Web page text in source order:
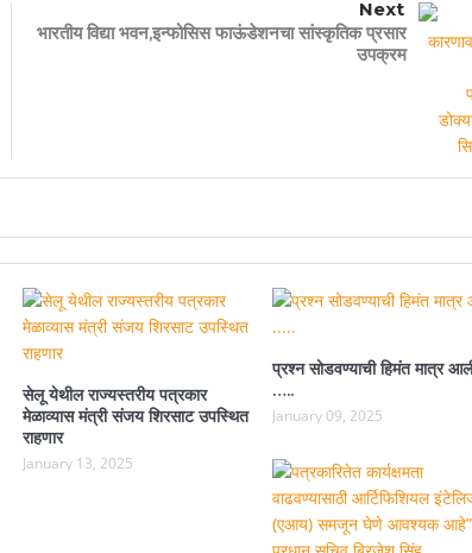
Next
भारतीय विद्या भवन,इन्फोसिस फाऊंडेशनचा सांस्कृतिक प्रसार
उपक्रम
सेलू येथील राज्यस्तरीय पत्रकार
मेळाव्यास मंत्री संजय शिरसाट उपस्थित
राहणार
January 13, 2025
प्रश्न सोडवण्याची हिमंत मात्र
…..
January 09, 2025